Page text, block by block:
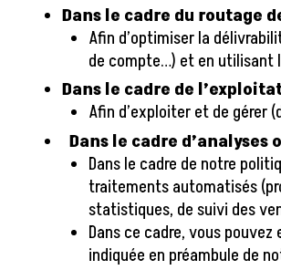
Dans le cadre du routage
Afin d’optimiser la
de compte…) et en utilisant
Dans le cadre de
Afin d’exploiter et de gérer
Dans le cadre
Dans le cadre de notre
traitements automatisés
statistiques, de suivi des
Dans ce cadre, vous
indiquée en préambule de